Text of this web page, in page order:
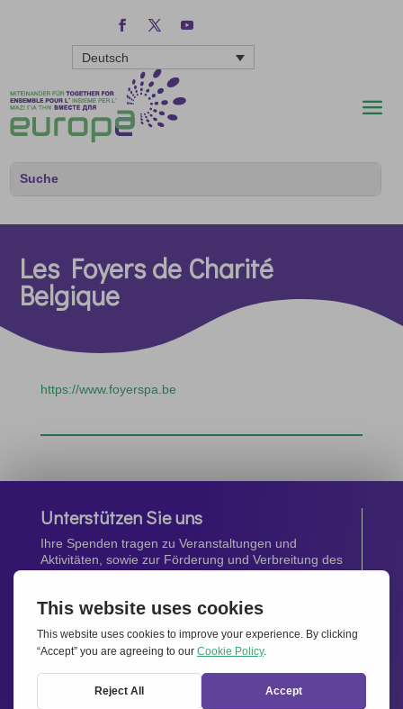
Deutsch
Les Foyers de Charité
Belgique
https://www.foyerspa.be
Unterstützen Sie uns
Ihre Spenden tragen zu Veranstaltungen und
Aktivitäten, sowie zur Förderung und Verbreitung des
Newsletter